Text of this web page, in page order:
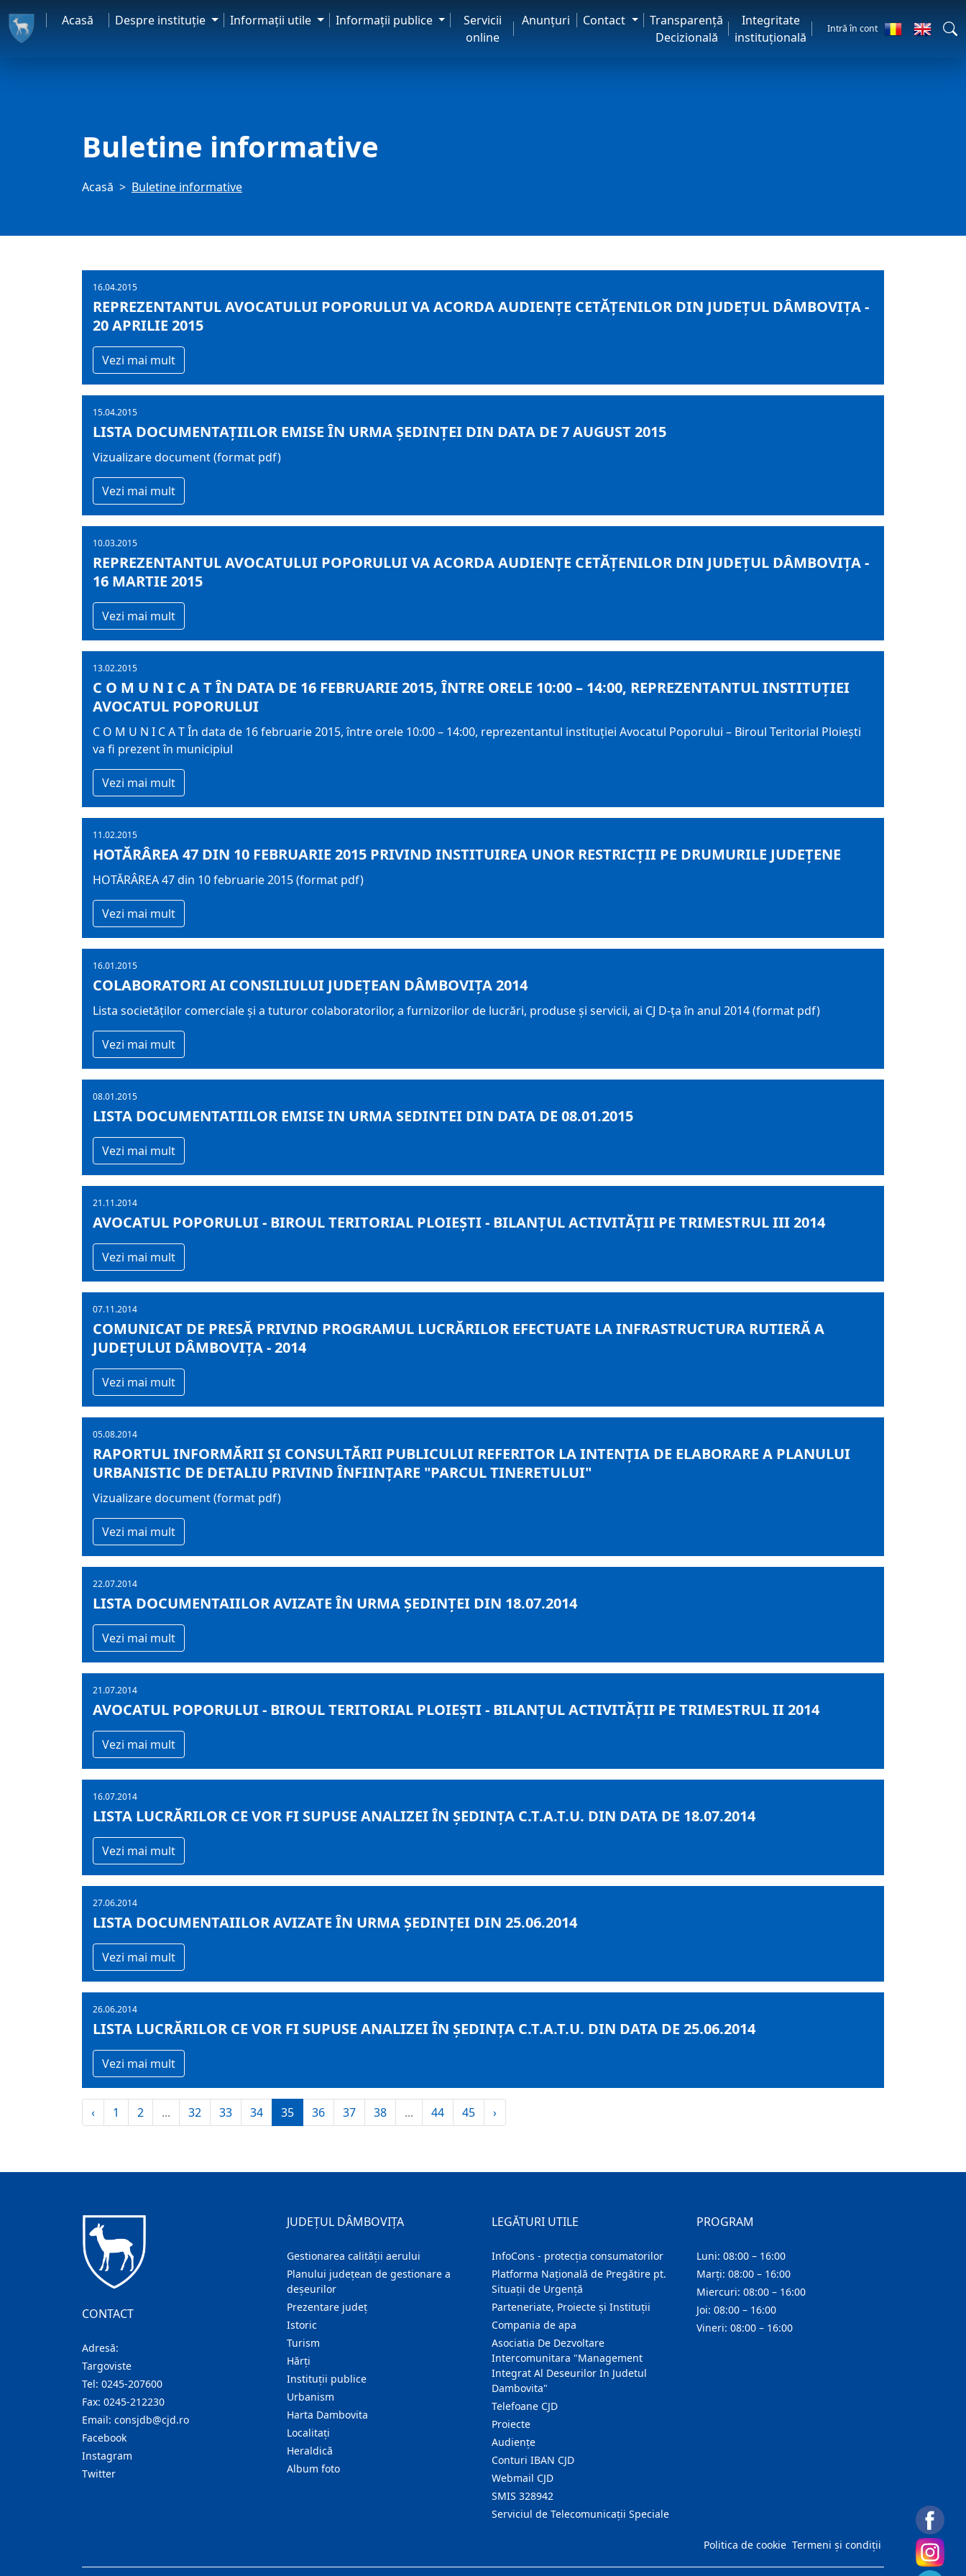
Acasă Despre instituţie Informaţii utile Informaţii publice
Servicii
online
Anunţuri Contact
Transparență
Decizională
Integritate
instituțională
Intră în cont
Buletine informative
Acasă Buletine informative
16.04.2015
REPREZENTANTUL AVOCATULUI POPORULUI VA ACORDA AUDIENȚE CETĂȚENILOR DIN JUDEȚUL DÂMBOVIȚA -
20 APRILIE 2015
Vezi mai mult
15.04.2015
LISTA DOCUMENTAȚIILOR EMISE ÎN URMA ȘEDINȚEI DIN DATA DE 7 AUGUST 2015
Vizualizare document (format pdf)
Vezi mai mult
10.03.2015
REPREZENTANTUL AVOCATULUI POPORULUI VA ACORDA AUDIENȚE CETĂȚENILOR DIN JUDEȚUL DÂMBOVIȚA -
16 MARTIE 2015
Vezi mai mult
13.02.2015
C O M U N I C A T ÎN DATA DE 16 FEBRUARIE 2015, ÎNTRE ORELE 10:00 – 14:00, REPREZENTANTUL INSTITUŢIEI
AVOCATUL POPORULUI
C O M U N I C A T În data de 16 februarie 2015, între orele 10:00 – 14:00, reprezentantul instituţiei Avocatul Poporului – Biroul Teritorial Ploieşti
va fi prezent în municipiul
Vezi mai mult
11.02.2015
HOTĂRÂREA 47 DIN 10 FEBRUARIE 2015 PRIVIND INSTITUIREA UNOR RESTRICȚII PE DRUMURILE JUDEȚENE
HOTĂRÂREA 47 din 10 februarie 2015 (format pdf)
Vezi mai mult
16.01.2015
COLABORATORI AI CONSILIULUI JUDEŢEAN DÂMBOVIŢA 2014
Lista societăților comerciale și a tuturor colaboratorilor, a furnizorilor de lucrări, produse și servicii, ai CJ D-ța în anul 2014 (format pdf)
Vezi mai mult
08.01.2015
LISTA DOCUMENTATIILOR EMISE IN URMA SEDINTEI DIN DATA DE 08.01.2015
Vezi mai mult
21.11.2014
AVOCATUL POPORULUI - BIROUL TERITORIAL PLOIEȘTI - BILANȚUL ACTIVITĂȚII PE TRIMESTRUL III 2014
Vezi mai mult
07.11.2014
COMUNICAT DE PRESĂ PRIVIND PROGRAMUL LUCRĂRILOR EFECTUATE LA INFRASTRUCTURA RUTIERĂ A
JUDEŢULUI DÂMBOVIŢA - 2014
Vezi mai mult
05.08.2014
RAPORTUL INFORMĂRII ȘI CONSULTĂRII PUBLICULUI REFERITOR LA INTENȚIA DE ELABORARE A PLANULUI
URBANISTIC DE DETALIU PRIVIND ÎNFIINȚARE "PARCUL TINERETULUI"
Vizualizare document (format pdf)
Vezi mai mult
22.07.2014
LISTA DOCUMENTAIILOR AVIZATE ÎN URMA ȘEDINȚEI DIN 18.07.2014
Vezi mai mult
21.07.2014
AVOCATUL POPORULUI - BIROUL TERITORIAL PLOIEȘTI - BILANȚUL ACTIVITĂȚII PE TRIMESTRUL II 2014
Vezi mai mult
16.07.2014
LISTA LUCRĂRILOR CE VOR FI SUPUSE ANALIZEI ÎN ȘEDINȚA C.T.A.T.U. DIN DATA DE 18.07.2014
Vezi mai mult
27.06.2014
LISTA DOCUMENTAIILOR AVIZATE ÎN URMA ȘEDINȚEI DIN 25.06.2014
Vezi mai mult
26.06.2014
LISTA LUCRĂRILOR CE VOR FI SUPUSE ANALIZEI ÎN ȘEDINȚA C.T.A.T.U. DIN DATA DE 25.06.2014
Vezi mai mult
‹ 1 2 ... 32 33 34 35 36 37 38 ... 44 45 ›
CONTACT
Adresă:
Targoviste
Tel: 0245-207600
Fax: 0245-212230
Email: consjdb@cjd.ro
Facebook
Instagram
Twitter
JUDEȚUL DÂMBOVIȚA
Gestionarea calității aerului
Planului județean de gestionare a
deșeurilor
Prezentare judeţ
Istoric
Turism
Hărţi
Instituţii publice
Urbanism
Harta Dambovita
Localitaţi
Heraldică
Album foto
LEGĂTURI UTILE
InfoCons - protecția consumatorilor
Platforma Națională de Pregătire pt.
Situații de Urgență
Parteneriate, Proiecte și Instituții
Compania de apa
Asociatia De Dezvoltare
Intercomunitara "Management
Integrat Al Deseurilor In Judetul
Dambovita"
Telefoane CJD
Proiecte
Audienţe
Conturi IBAN CJD
Webmail CJD
SMIS 328942
Serviciul de Telecomunicații Speciale
PROGRAM
Luni: 08:00 – 16:00
Marți: 08:00 – 16:00
Miercuri: 08:00 – 16:00
Joi: 08:00 – 16:00
Vineri: 08:00 – 16:00
Politica de cookie Termeni și condiții